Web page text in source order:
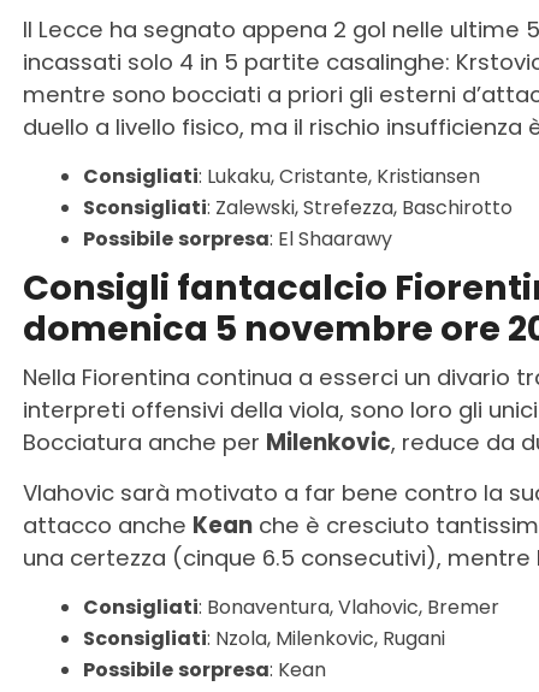
Il Lecce ha segnato appena 2 gol nelle
incassati solo 4 in 5 partite casalinghe:
mentre sono bocciati a priori gli esterni
duello a livello fisico, ma il rischio insufficienza
Consigliati: Lukaku, Cristante, Kristiansen
Sconsigliati: Zalewski, Strefezza, Baschirotto
Possibile sorpresa: El Shaarawy
Consigli fantacalcio
domenica 5 novembre ore
Nella Fiorentina continua a esserci un divario
interpreti offensivi della viola, sono loro gli
Bocciatura anche per Milenkovic, reduce da
Vlahovic sarà motivato a far bene contro la
attacco anche Keanche è cresciuto
una certezza (cinque 6.5 consecutivi), mentre
Consigliati: Bonaventura, Vlahovic, Bremer
Sconsigliati: Nzola, Milenkovic, Rugani
Possibile sorpresa: Kean